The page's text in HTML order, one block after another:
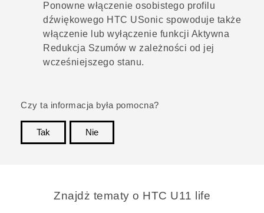
Ponowne włączenie osobistego profilu
dźwiękowego HTC USonic spowoduje także
włączenie lub wyłączenie funkcji Aktywna
Redukcja Szumów w zależności od jej
wcześniejszego stanu.
Czy ta informacja była pomocna?
Tak
Nie
Znajdż tematy o HTC U11 life